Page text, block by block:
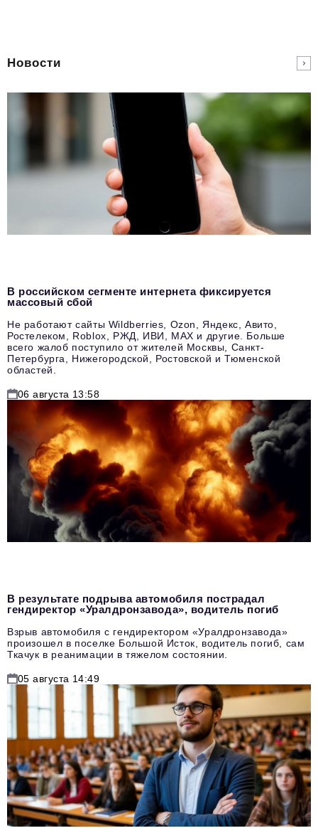
Новости
В российском сегменте интернета фиксируется
массовый сбой
Не работают сайты Wildberries, Ozon, Яндекс, Авито,
Ростелеком, Roblox, РЖД, ИВИ, MAX и другие. Больше
всего жалоб поступило от жителей Москвы, Санкт-
Петербурга, Нижегородской, Ростовской и Тюменской
областей.
06 августа 13:58
В результате подрыва автомобиля пострадал
гендиректор «Уралдронзавода», водитель погиб
Взрыв автомобиля с гендиректором «Уралдронзавода»
произошел в поселке Большой Исток, водитель погиб, сам
Ткачук в реанимации в тяжелом состоянии.
05 августа 14:49